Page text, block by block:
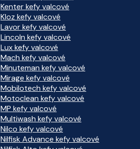
Kenter kefy valcové
Kloz kefy valcové
Lavor kefy valcové
Lincoln kefy valcové
Lux kefy valcové
Mach kefy valcové
Minuteman kefy valcové
Mirage kefy valcové
Mobilotech kefy valcové
Motoclean kefy valcové
MP kefy valcové
Multiwash kefy valcové
Nilco kefy valcové
Nilfisk Advance kefy valcové